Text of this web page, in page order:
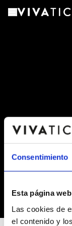
Consentimiento
Esta página
Las cookies de
el contenido y